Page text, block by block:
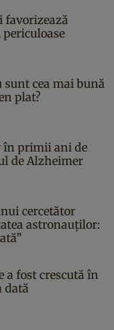
favorizează
sunt cea mai bună
plat?
în primii ani de
de Alzheimer
cercetător
astronauților:
a fost crescută în
dată